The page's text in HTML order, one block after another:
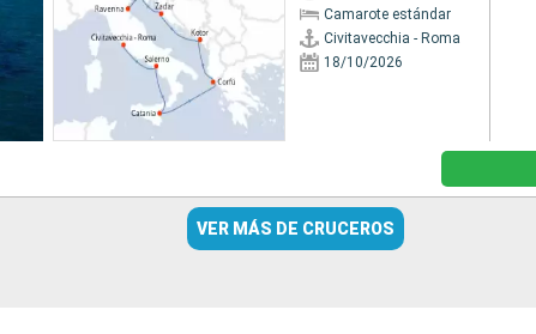
Camarote estándar
Civitavecchia - Roma
18/10/2026
VER MÁS DE CRUCEROS